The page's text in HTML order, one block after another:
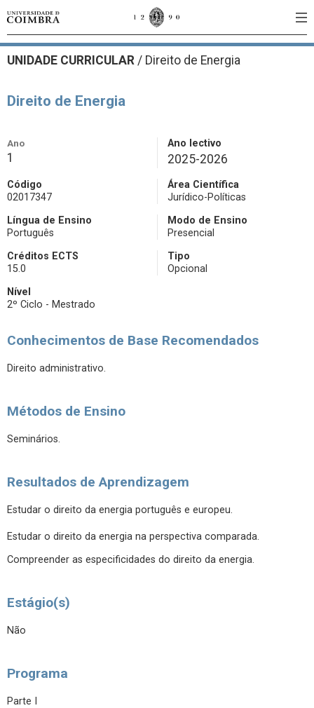
UNIDADE CURRICULAR / Direito de Energia
Direito de Energia
Ano
1
Ano lectivo
2025-2026
Código
02017347
Área Científica
Jurídico-Políticas
Língua de Ensino
Português
Modo de Ensino
Presencial
Créditos ECTS
15.0
Tipo
Opcional
Nível
2º Ciclo - Mestrado
Conhecimentos de Base Recomendados
Direito administrativo.
Métodos de Ensino
Seminários.
Resultados de Aprendizagem
Estudar o direito da energia português e europeu.
Estudar o direito da energia na perspectiva comparada.
Compreender as especificidades do direito da energia.
Estágio(s)
Não
Programa
Parte I